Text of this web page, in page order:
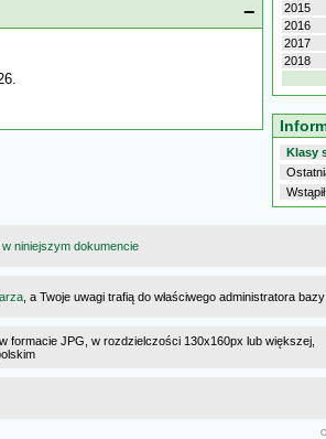
−
2015
2016
2017
2018
Klasy
w niniejszym dokumencie
, a Twoje uwagi trafią do właściwego administratora
formacie JPG, w rozdzielczości 130x160px lub większej,